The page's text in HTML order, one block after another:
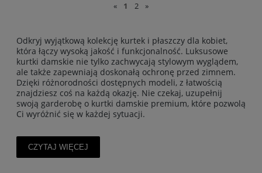
« 1 2 »
Odkryj wyjątkową kolekcję kurtek i płaszczy dla kobiet,
która łączy wysoką jakość i funkcjonalność. Luksusowe
kurtki damskie nie tylko zachwycają stylowym wyglądem,
ale także zapewniają doskonałą ochronę przed zimnem.
Dzięki różnorodności dostępnych modeli, z łatwością
znajdziesz coś na każdą okazję. Nie czekaj, uzupełnij
swoją garderobę o kurtki damskie premium, które pozwolą
Ci wyróżnić się w każdej sytuacji.
CZYTAJ WIĘCEJ